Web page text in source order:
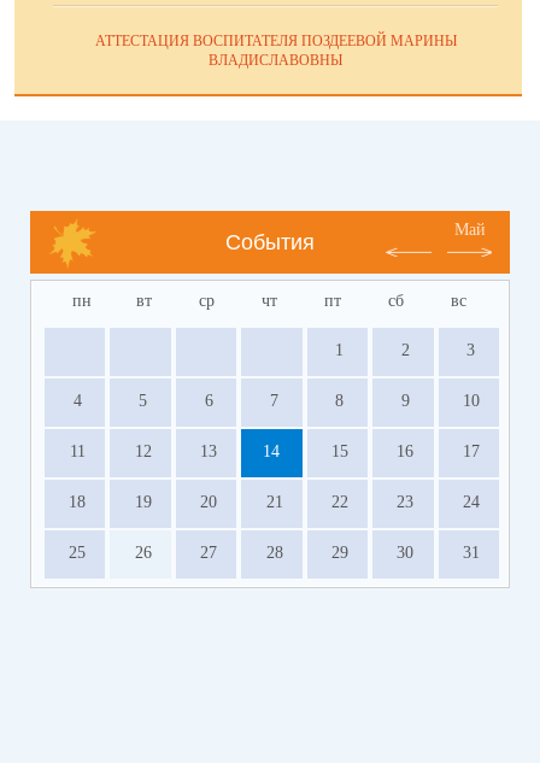
АТТЕСТАЦИЯ ВОСПИТАТЕЛЯ ПОЗДЕЕВОЙ МАРИНЫ
ВЛАДИСЛАВОВНЫ
События
Май
пн вт ср чт пт сб вс
1 2 3
4 5 6 7 8 9 10
11 12 13 14 15 16 17
18 19 20 21 22 23 24
25 26 27 28 29 30 31